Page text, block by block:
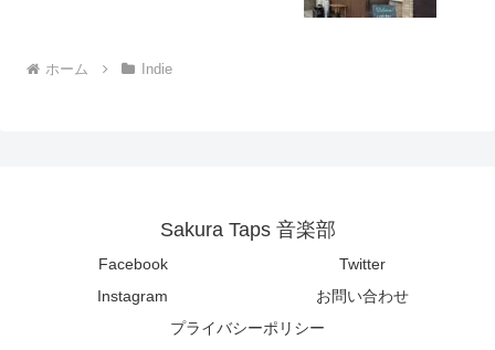
ホーム Indie
Sakura Taps 音楽部
Facebook
Twitter
Instagram
お問い合わせ
プライバシーポリシー